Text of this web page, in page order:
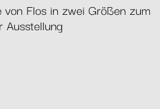
von Flos in zwei Größen zum
Ausstellung